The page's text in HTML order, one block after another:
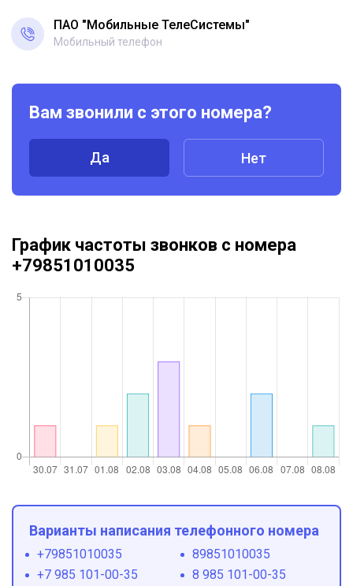
ПАО "Мобильные ТелеСистемы"
Мобильный телефон
Вам звонили с этого номера?
Да Нет
График частоты звонков с номера
+79851010035
Варианты написания телефонного номера
+79851010035
89851010035
+7 985 101-00-35
8 985 101-00-35